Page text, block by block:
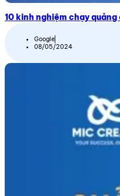
10 kinh nghiệm chạy
Google
08/05/2024